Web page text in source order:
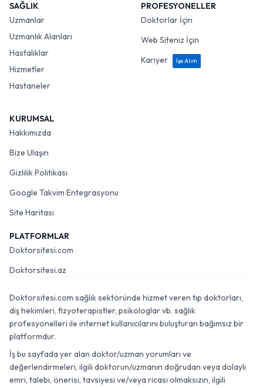
SAĞLIK
Uzmanlar
Uzmanlık Alanları
Hastalıklar
Hizmetler
Hastaneler
PROFESYONELLER
Doktorlar İçin
Web Siteniz İçin
Kariyer
İşe Alım
KURUMSAL
Hakkımızda
Bize Ulaşın
Gizlilik Politikası
Google Takvim Entegrasyonu
Site Haritası
PLATFORMLAR
Doktorsitesi.com
Doktorsitesi.az
Doktorsitesi.com sağlık sektöründe hizmet veren tıp doktorları,
diş hekimleri, fizyoterapistler, psikologlar vb. sağlık
profesyonelleri ile internet kullanıcılarını buluşturan bağımsız bir
platformdur.
İş bu sayfada yer alan doktor/uzman yorumları ve
değerlendirmeleri, ilgili doktorun/uzmanın doğrudan veya dolaylı
emri, talebi, önerisi, tavsiyesi ve/veya ricası olmaksızın, ilgili